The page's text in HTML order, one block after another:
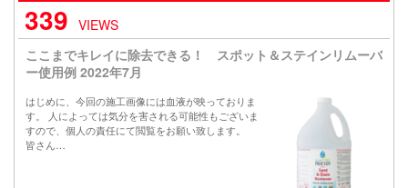
339 VIEWS
ここまでキレイに除去できる！ スポット＆ステインリムーバ
ー使用例 2022年7月
はじめに、今回の施工画像には血液が映っておりま
す。 人によっては気分を害される可能性もございま
すので、個人の責任にて閲覧をお願い致します。
皆さん…